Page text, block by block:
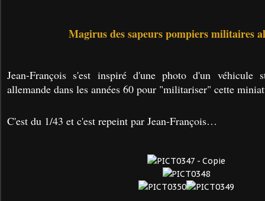
Magirus des sapeurs pompiers militaires
Jean-François s'est inspiré d'une photo d'un véhicule
allemande dans les années 60 pour "militariser" cette
C'est du 1/43 et c'est repeint par Jean-François…